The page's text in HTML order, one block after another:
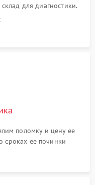
для диагностики.
поломку и цену ее
сроках ее починки